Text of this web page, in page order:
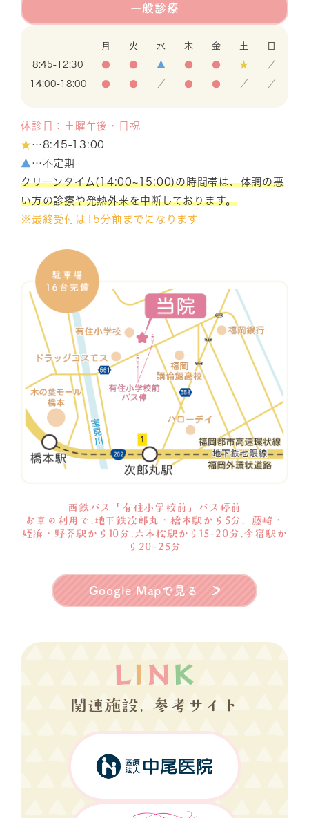
一般診療
月 火 水 木 金 土 日
8:45-12:30 ● ● ▲ ● ● ★ ／
14:00-18:00 ● ● ／ ● ● ／ ／
休診日：土曜午後・日祝
★…8:45-13:00
▲ …不定期
クリーンタイム(14:00~15:00)の時間帯は、体調の悪
い方の診療や発熱外来を中断しております。
※最終受付は15分前までになります
西鉄バス「有住小学校前」バス停前
お車の利用で,地下鉄次郎丸・橋本駅から5分, 藤崎・
姪浜・野芥駅から10分,六本松駅から15-20分,今宿駅か
ら20-25分
Google Mapで見る
関連施設, 参考サイト